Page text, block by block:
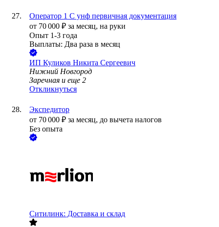
Оператор 1 С унф первичная документация
от 70 000 ₽ за месяц, на руки
Опыт 1-3 года
Выплаты: Два раза в месяц
ИП Куликов Никита Сергеевич
Нижний Новгород
Заречная и еще 2
Откликнуться
Экспедитор
от 70 000 ₽ за месяц, до вычета налогов
Без опыта
Ситилинк: Доставка и склад